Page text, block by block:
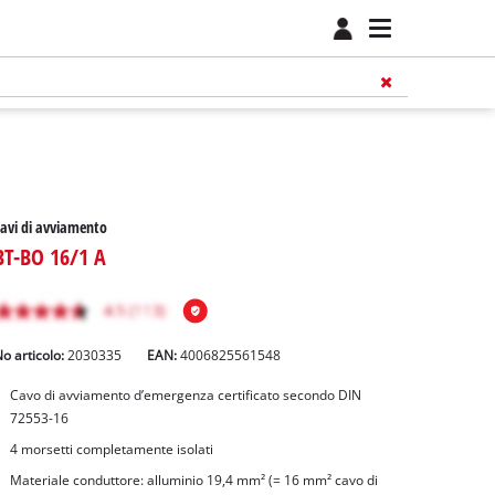
di avviamento
BO 16/1 A
articolo: 2030335 EAN:4006825561548
Cavo di avviamento d’emergenza certificato secondo DIN
72553-16
4 morsetti completamente isolati
Materiale conduttore: alluminio 19,4 mm² (= 16 mm² cavo di